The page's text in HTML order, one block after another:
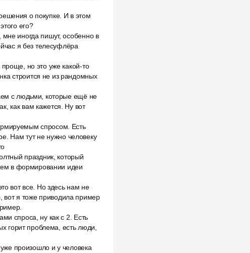
о покупке. И в этом
его?
иногда пишут, особенно в
я без телесуфлёра
но это уже какой-то
строится не из рандомных
с людьми, которые ещё не
как вам кажется. Ну вот
спросом. Есть
Нам тут не нужно человеку
праздник, который
в формировании идеи
вот все. Но здесь нам не
я тоже приводила пример
спроса, ну как с 2. Есть
горит проблема, есть люди,
произошло и у человека